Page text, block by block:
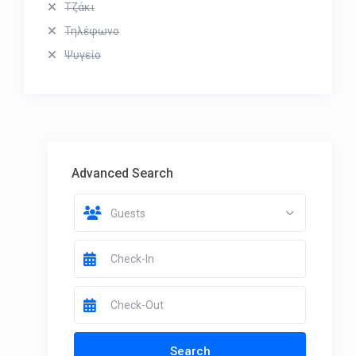
Τζάκι
Τηλέφωνο
Ψυγείο
Advanced Search
Guests